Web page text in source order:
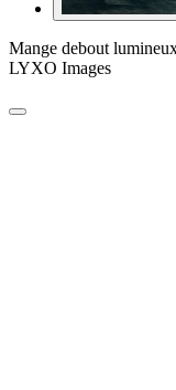
Mange debout
LYXO Images